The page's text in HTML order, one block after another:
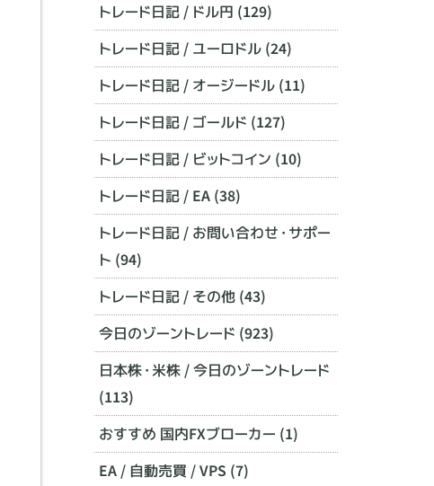
トレード日記 / ドル円 (129)
トレード日記 / ユーロドル (24)
トレード日記 / オージードル (11)
トレード日記 / ゴールド (127)
トレード日記 / ビットコイン (10)
トレード日記 / EA (38)
トレード日記 / お問い合わせ・サポー
ト (94)
トレード日記 / その他 (43)
今日のゾーントレード (923)
日本株・米株 / 今日のゾーントレード
(113)
おすすめ 国内FXブローカー (1)
EA / 自動売買 / VPS (7)